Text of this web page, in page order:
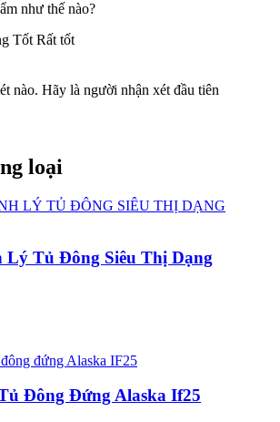
như thế nào?
Tốt Rất tốt
nào. Hãy là người nhận xét đầu tiên
loại
Lý Tủ Đông Siêu Thị Dạng
Đông Đứng Alaska If25